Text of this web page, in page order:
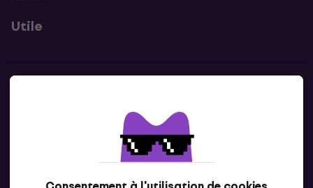
Utile
Contacte nous